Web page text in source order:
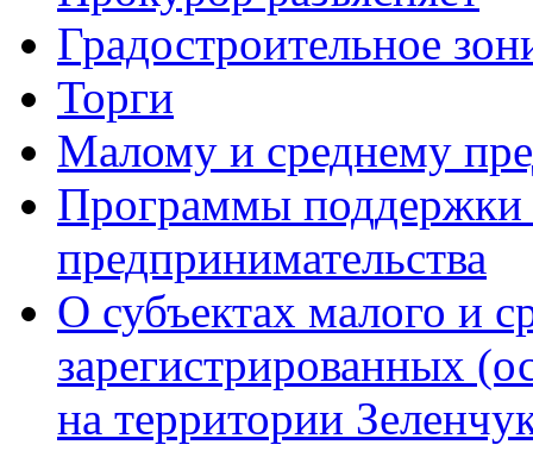
Градостроительное
Торги
Малому и среднему
Программы поддержки
предпринимательства
О субъектах малого и
зарегистрированных
на территории